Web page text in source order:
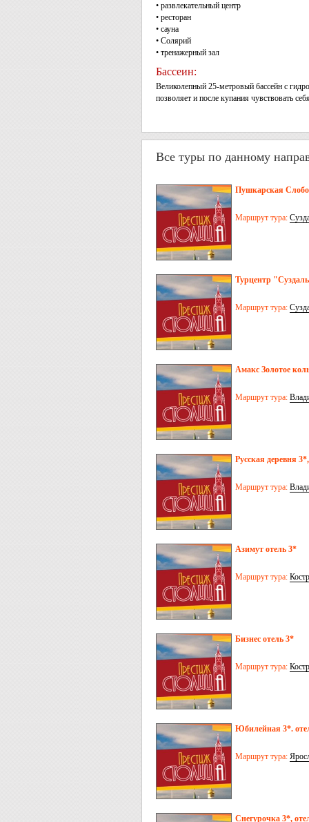
• развлекательный центр
• ресторан
• сауна
• Солярий
• тренажерный зал
Бассеин:
Великолепный 25-метровый бассейн с
позволяет и после купания чувствовать
Все туры по данному
Пушкарская
Маршрут тура:
Турцентр
Маршрут тура:
Амакс Золотое
Маршрут тура:
Русская деревня
Маршрут тура:
Азимут отель 3*
Маршрут тура:
Бизнес отель 3*
Маршрут тура:
Юбилейная 3*.
Маршрут тура:
Снегурочка 3*,